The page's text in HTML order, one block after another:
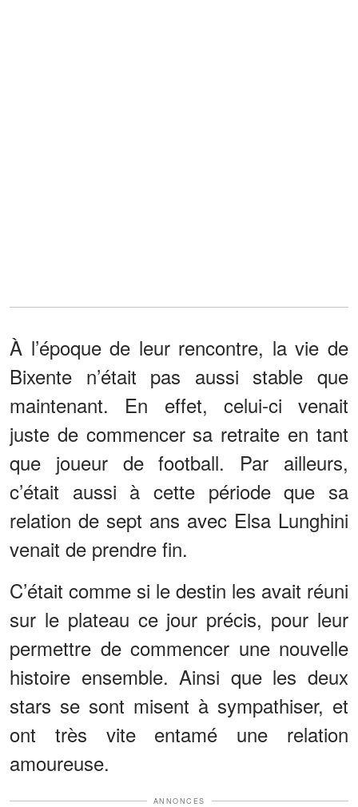
À l’époque de leur rencontre, la vie de
Bixente n’était pas aussi stable que
maintenant. En effet, celui-ci venait
juste de commencer sa retraite en tant
que joueur de football. Par ailleurs,
c’était aussi à cette période que sa
relation de sept ans avec Elsa Lunghini
venait de prendre fin.
C’était comme si le destin les avait réuni
sur le plateau ce jour précis, pour leur
permettre de commencer une nouvelle
histoire ensemble. Ainsi que les deux
stars se sont misent à sympathiser, et
ont très vite entamé une relation
amoureuse.
ANNONCES